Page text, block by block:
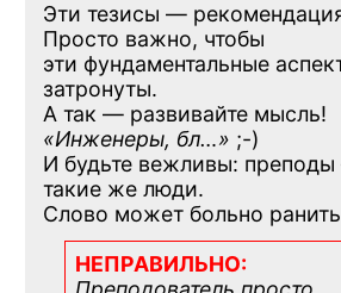
Эти тезисы —
Просто важно, чтобы
эти фундаментальные
затронуты.
А так — развивайте мысль!
«Инженеры, бл…» ;-)
И будьте вежливы:
такие же люди.
Слово может больно
НЕПРАВИЛЬНО: